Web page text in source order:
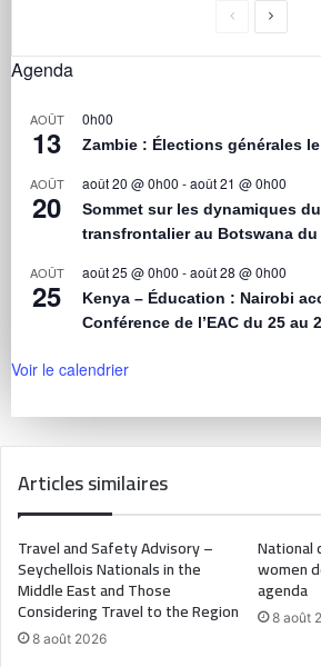
Agenda
AOÛT
13
0h00
Zambie : Élections générales
AOÛT
20
août 20 @ 0h00 -août 21 @ 0h00
Sommet sur les dynamiques
transfrontalier au Botswana du
AOÛT
25
août 25 @ 0h00 -août 28 @ 0h00
Kenya – Éducation : Nairobi
Conférence de l’EAC du 25 au
Voir le calendrier
Articles similaires
Travel and Safety Advisory –
Seychellois Nationals in the
Middle East and Those
Considering Travel to the Region
8 août 2026
National
women
agenda
8 août